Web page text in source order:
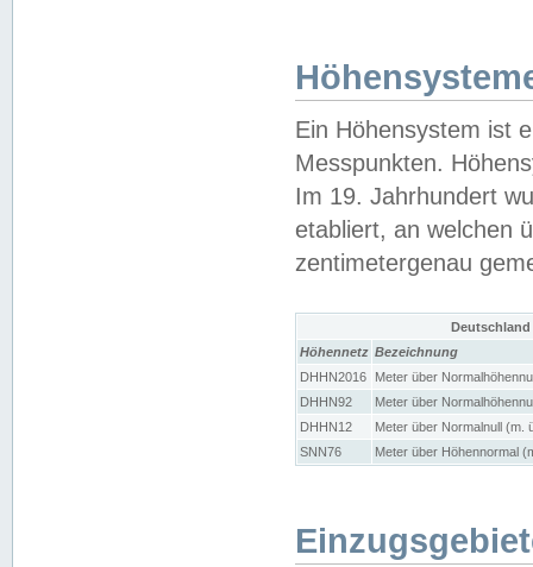
Ein Höhensystem ist
Messpunkten.
Im 19. Jahrhundert
etabliert, an welchen
zentimetergenau
Höhennetz Bezeichnung
DHHN2016
Meter über
DHHN92
Meter über
DHHN12
Meter über Normalnull (m.
SNN76
Meter über Höhennormal